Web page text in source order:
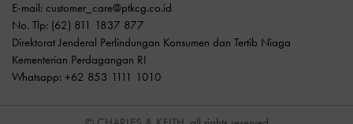
E-mail: customer_care@ptkcg.co.id
No. Tlp: (62) 811 1837 877
Direktorat Jenderal Perlindungan Konsumen dan Tertib Niaga
Kementerian Perdagangan RI
Whatsapp: +62 853 1111 1010